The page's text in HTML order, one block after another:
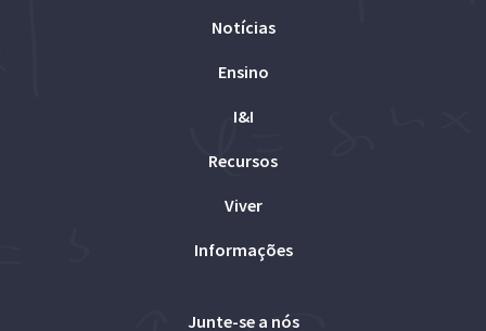
Notícias
Ensino
I&I
Recursos
Viver
Informações
Junte-se a nós